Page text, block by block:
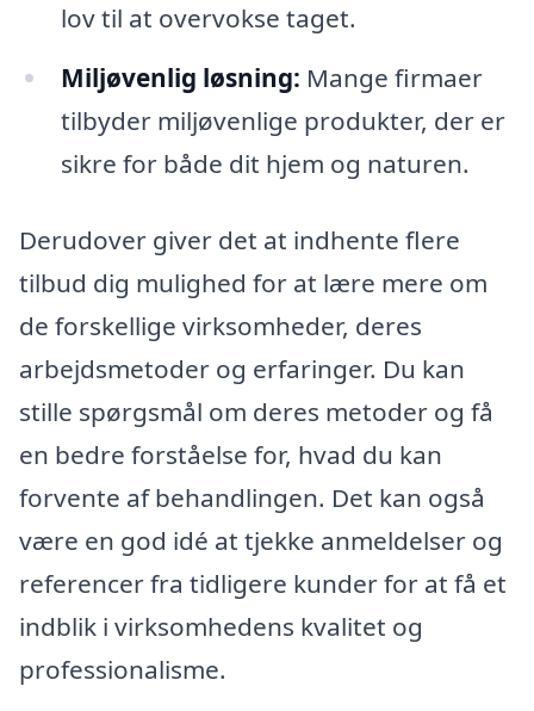
lov til at overvokse taget.
Miljøvenlig løsning: Mange firmaer
tilbyder miljøvenlige produkter, der er
sikre for både dit hjem og naturen.
Derudover giver det at indhente flere
tilbud dig mulighed for at lære mere om
de forskellige virksomheder, deres
arbejdsmetoder og erfaringer. Du kan
stille spørgsmål om deres metoder og få
en bedre forståelse for, hvad du kan
forvente af behandlingen. Det kan også
være en god idé at tjekke anmeldelser og
referencer fra tidligere kunder for at få et
indblik i virksomhedens kvalitet og
professionalisme.